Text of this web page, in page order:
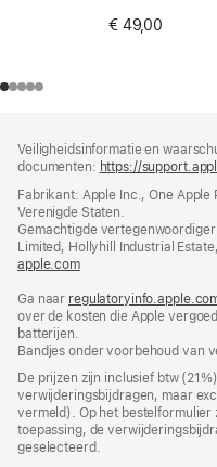
€ 49,00
Veiligheidsinformatie en
documenten: https://
Fabrikant: Apple Inc., One
Verenigde Staten.
Gemachtigde
Limited, Hollyhill Industrial
apple.com(wordt
nieuw
venster
Ga naar
over de kosten die Apple
batterijen.
Bandjes onder voorbehoud van
De prijzen zijn inclusief btw
verwijderingsbijdragen, maar
vermeld). Op het
toepassing, de
geselecteerd.